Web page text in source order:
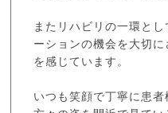
またリハビリの一環と
ーションの機会を大切
を感じています。
いつも笑顔で丁寧に患